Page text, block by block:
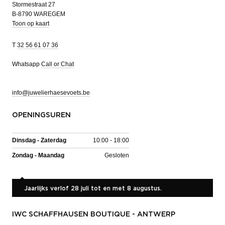
Stormestraat 27
B-8790 WAREGEM
Toon op kaart
T 32 56 61 07 36
Whatsapp Call or Chat
info@juwelierhaesevoets.be
OPENINGSUREN
Dinsdag - Zaterdag 10:00 - 18:00
Zondag - Maandag Gesloten
Jaarlijks verlof 28 juli tot en met 8 augustus.
IWC SCHAFFHAUSEN BOUTIQUE - ANTWERP